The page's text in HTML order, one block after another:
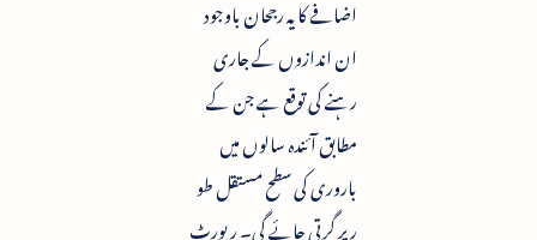
اضافے کا یہ رجحان باوجود
ان اندازوں کے جاری
رہنے کی توقع ہے جن کے
مطابق آئندہ سالوں میں
باروری کی سطح مستقل طو
رپر گرتی جائے گی۔ رپورٹ